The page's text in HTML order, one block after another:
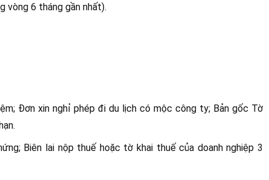
vòng 6 tháng gần nhất).
Đơn xin nghỉ phép đi du lịch có mộc công ty; Bản gốc Tờ
Biên lai nộp thuế hoặc tờ khai thuế của doanh nghiệp 3